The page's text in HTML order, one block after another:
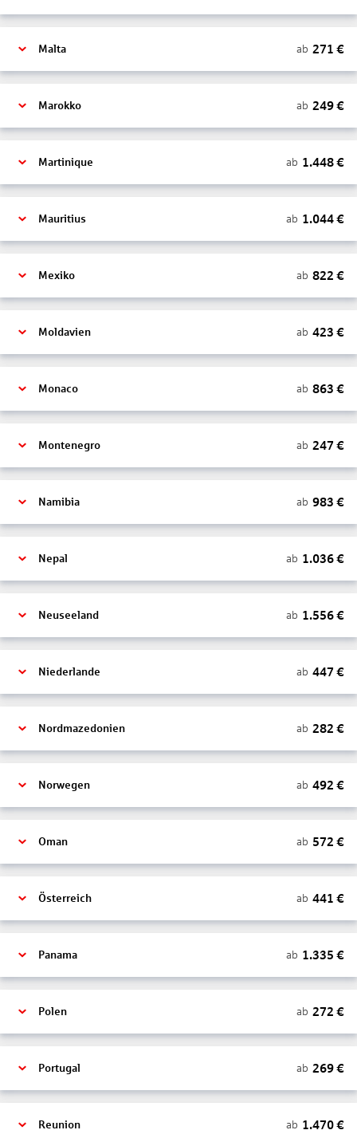
Malta ab 271 €
Marokko ab 249€
Martinique ab 1.448€
Mauritius ab 1.044€
Mexiko ab 822 €
Moldavien ab 423 €
Monaco ab 863 €
Montenegro ab 247 €
Namibia ab 983 €
Nepal ab 1.036€
Neuseeland ab 1.556€
Niederlande ab 447 €
Nordmazedonien ab 282 €
Norwegen ab 492 €
Oman ab 572 €
Österreich ab 441 €
Panama ab 1.335 €
Polen ab 272 €
Portugal ab 269€
Reunion ab 1.470€